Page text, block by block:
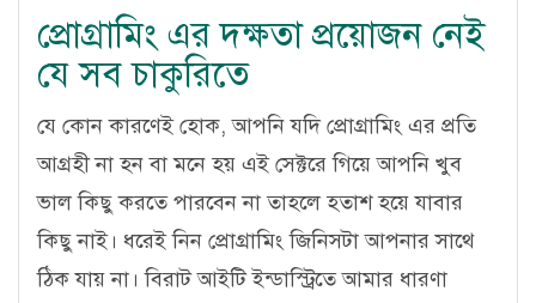
প্রোগ্রামিং এর দক্ষতা প্রয়োজন নেই
যে সব চাকুরিতে
যে কোন কারণেই হোক, আপনি যদি প্রোগ্রামিং এর প্রতি
আগ্রহী না হন বা মনে হয় এই সেক্টরে গিয়ে আপনি খুব
ভাল কিছু করতে পারবেন না তাহলে হতাশ হয়ে যাবার
কিছু নাই। ধরেই নিন প্রোগ্রামিং জিনিসটা আপনার সাথে
ঠিক যায় না। বিরাট আইটি ইন্ডাস্ট্রিতে আমার ধারণা